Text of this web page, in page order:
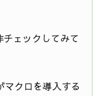
ェックしてみて
クロを導入する